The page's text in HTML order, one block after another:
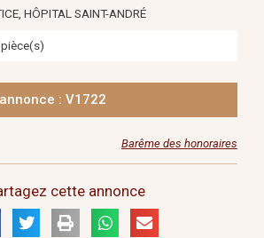
HÔPITAL SAINT-ANDRÉ
: V1722
Barême des honoraires
cette annonce